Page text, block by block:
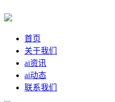
首页
关于我们
ai资讯
ai动态
联系我们